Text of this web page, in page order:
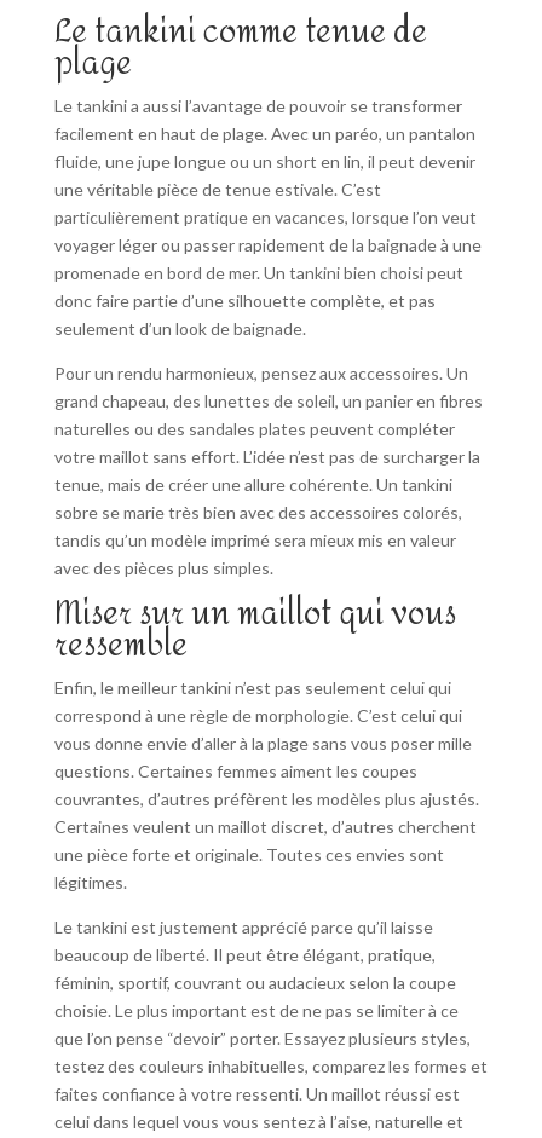
Le tankini comme tenue de
plage
Le tankini a aussi l’avantage de pouvoir se transformer
facilement en haut de plage. Avec un paréo, un pantalon
fluide, une jupe longue ou un short en lin, il peut devenir
une véritable pièce de tenue estivale. C’est
particulièrement pratique en vacances, lorsque l’on veut
voyager léger ou passer rapidement de la baignade à une
promenade en bord de mer. Un tankini bien choisi peut
donc faire partie d’une silhouette complète, et pas
seulement d’un look de baignade.
Pour un rendu harmonieux, pensez aux accessoires. Un
grand chapeau, des lunettes de soleil, un panier en fibres
naturelles ou des sandales plates peuvent compléter
votre maillot sans effort. L’idée n’est pas de surcharger la
tenue, mais de créer une allure cohérente. Un tankini
sobre se marie très bien avec des accessoires colorés,
tandis qu’un modèle imprimé sera mieux mis en valeur
avec des pièces plus simples.
Miser sur un maillot qui vous
ressemble
Enfin, le meilleur tankini n’est pas seulement celui qui
correspond à une règle de morphologie. C’est celui qui
vous donne envie d’aller à la plage sans vous poser mille
questions. Certaines femmes aiment les coupes
couvrantes, d’autres préfèrent les modèles plus ajustés.
Certaines veulent un maillot discret, d’autres cherchent
une pièce forte et originale. Toutes ces envies sont
légitimes.
Le tankini est justement apprécié parce qu’il laisse
beaucoup de liberté. Il peut être élégant, pratique,
féminin, sportif, couvrant ou audacieux selon la coupe
choisie. Le plus important est de ne pas se limiter à ce
que l’on pense “devoir” porter. Essayez plusieurs styles,
testez des couleurs inhabituelles, comparez les formes et
faites confiance à votre ressenti. Un maillot réussi est
celui dans lequel vous vous sentez à l’aise, naturelle et